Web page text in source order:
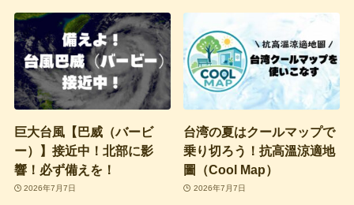
巨大台風【巴威（バービ
ー）】接近中！北部に影
響！必ず備えを！
2026年7月7日
台湾の夏はクールマップで
乗り切ろう！抗高溫涼適地
圖（Cool Map）
2026年7月7日